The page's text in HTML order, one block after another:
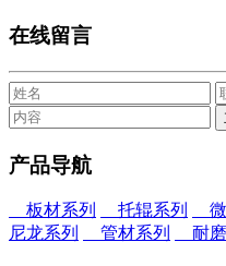
在线留言
产品导航
板材系列 托辊系列 微
尼龙系列
管材系列 耐磨